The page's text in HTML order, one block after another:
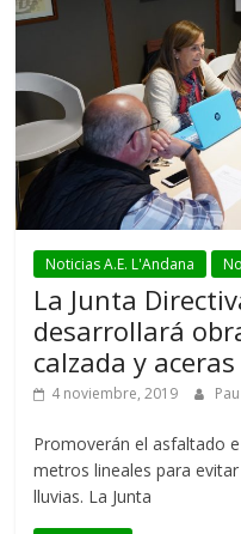
Noticias A.E. L'Andana
La Junta
desarrollará
calzada y aceras
4 noviembre, 2019
Promoverán el asfaltado
metros lineales para
lluvias. La Junta